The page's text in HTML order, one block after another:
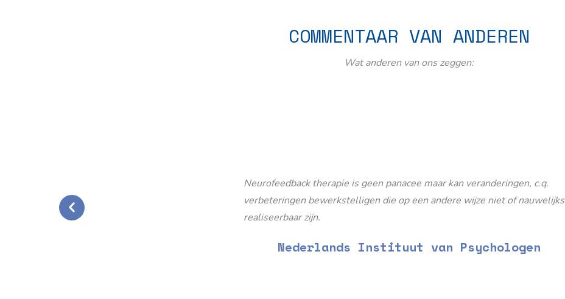
COMMENTAAR VAN ANDEREN
Wat anderen van ons zeggen:
Neurofeedback therapie is geen panacee maar kan veranderingen, c.q.
verbeteringen bewerkstelligen die op een andere wijze niet of nauwelijks
realiseerbaar zijn.
Nederlands Instituut van Psychologen